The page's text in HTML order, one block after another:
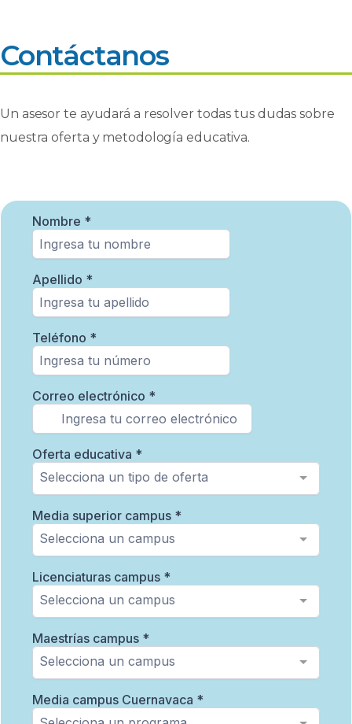
Contáctanos
Un asesor te ayudará a resolver todas tus dudas sobre
nuestra oferta y metodología educativa.